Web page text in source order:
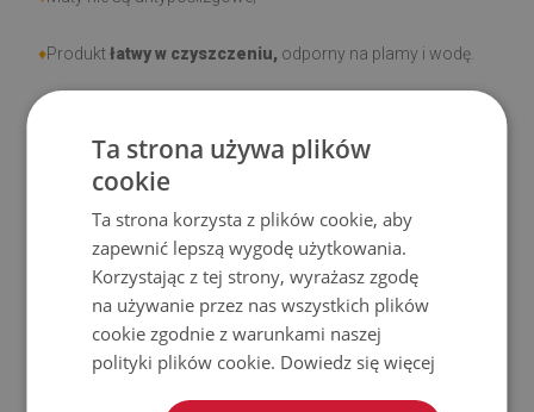
♦Produktłatwy w czyszczeniu, odporny na plamy i wodę.
użytkowaniu wynikające z upływu czasu (np. przetarcia) nie
podlegają reklamacjom.
Jak dbać o produkt?
Czyść wilgotną szmatką —
nie używaj silnych środków
chemicznych.
Ta strona używa plików
cookie
Ta strona korzysta z plików cookie, aby
zapewnić lepszą wygodę użytkowania.
Korzystając z tej strony, wyrażasz zgodę
na używanie przez nas wszystkich plików
cookie zgodnie z warunkami naszej
polityki plików cookie. Dowiedz się więcej